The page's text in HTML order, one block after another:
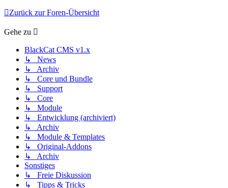
Zurück zur Foren-Übersicht
Gehe zu
BlackCat CMS v1.x
↳ News
↳ Archiv
↳ Core und Bundle
↳ Support
↳ Core
↳ Module
↳ Entwicklung (archiviert)
↳ Archiv
↳ Module & Templates
↳ Original-Addons
↳ Archiv
Sonstiges
↳ Freie Diskussion
↳ Tipps & Tricks